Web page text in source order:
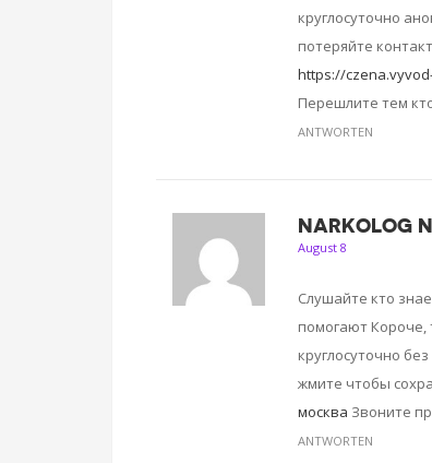
круглосуточно
потеряйте
https://
Перешлите тем
ANTWORTEN
NARKOLOG
August 8
Слушайте кто
помогают Короче,
круглосуточно
жмите чтобы
москва Звоните
ANTWORTEN